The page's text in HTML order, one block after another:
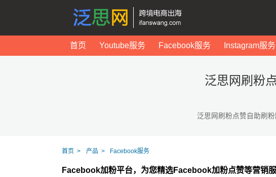
首页 Youtube服务 Facebook服务 Instagram服务
泛思网刷粉
泛思网刷粉点赞自助刷
首页 产品 Facebook服务
Facebook加粉平台，为您精选Facebook加粉点赞等营销